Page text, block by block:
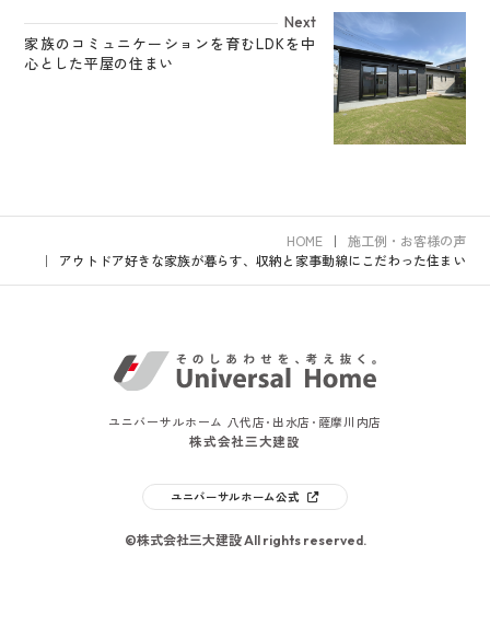
Next
家族のコミュニケーションを育むLDKを中
心とした平屋の住まい
HOME
施工例・お客様の声
アウトドア好きな家族が暮らす、収納と家事動線にこだわった住まい
ユニバーサルホーム 八代店･出水店･薩摩川内店
株式会社三大建設
ユニバーサルホーム公式
©株式会社三大建設 All rights reserved.